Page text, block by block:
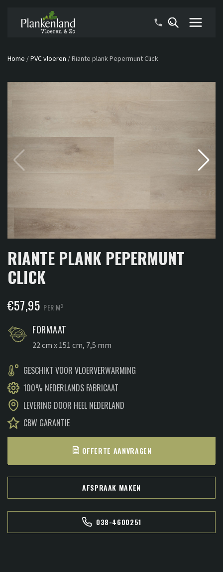
Home /PVC vloeren /Riante plank Pepermunt Click
RIANTE PLANK PEPERMUNT
CLICK
€57,95 PER M2
FORMAAT
22 cm x 151 cm, 7,5 mm
GESCHIKT VOOR VLOERVERWARMING
100% NEDERLANDS FABRICAAT
LEVERING DOOR HEEL NEDERLAND
CBW GARANTIE
OFFERTE AANVRAGEN
AFSPRAAK MAKEN
038-4600251